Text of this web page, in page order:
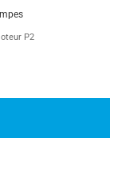
P2